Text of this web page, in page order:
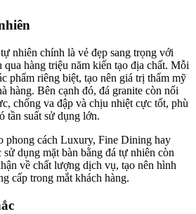
nhiên chính là vẻ đẹp sang trọng với
hàng triệu năm kiến tạo địa chất. Mỗi
phẩm riêng biệt, tạo nên giá trị thẩm mỹ
hàng. Bên cạnh đó, đá granite còn nổi
chống va đập và chịu nhiệt cực tốt, phù
tần suất sử dụng lớn.
phong cách Luxury, Fine Dining hay
dụng mặt bàn bằng đá tự nhiên còn
về chất lượng dịch vụ, tạo nên hình
cấp trong mắt khách hàng.